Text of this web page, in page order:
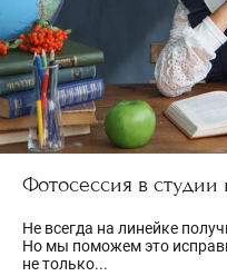
Фотосессия в студии
Не всегда на линейке
Но мы поможем это
не только...